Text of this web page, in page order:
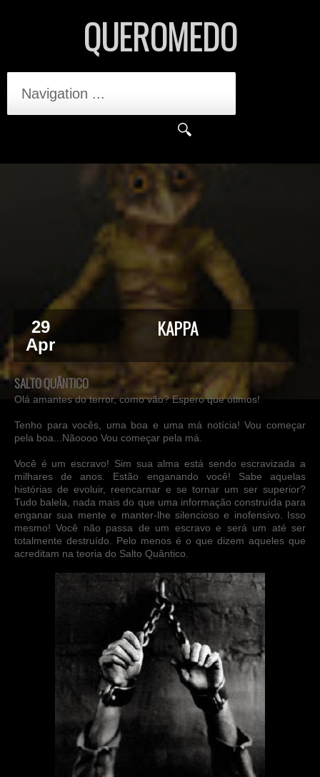
QUEROMEDO
Navigation ...
25
Jan
PÂNICO NO SÓTÃO - CURTA DE
TERROR
SALTO QUÂNTICO
Olá amantes do terror, como vão? Espero que ótimos!
Tenho para vocês, uma boa e uma má notícia! Vou começar
pela boa...Nãoooo Vou começar pela má.
Você é um escravo! Sim sua alma está sendo escravizada a
milhares de anos. Estão enganando você! Sabe aquelas
histórias de evoluir, reencarnar e se tornar um ser superior?
Tudo balela, nada mais do que uma informação construída para
enganar sua mente e manter-lhe silencioso e inofensivo. Isso
mesmo! Você não passa de um escravo e será um até ser
totalmente destruído. Pelo menos é o que dizem aqueles que
acreditam na teoria do Salto Quântico.